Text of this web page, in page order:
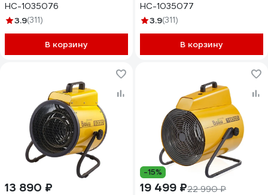
НС-1035076
3.9(311)
В корзину
НС-1035077
3.9(311)
В корзину
13 890 ₽
-15%
19 499 ₽22 990 ₽